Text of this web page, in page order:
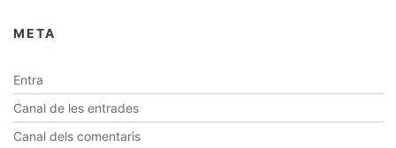
META
Entra
Canal de les entrades
Canal dels comentaris